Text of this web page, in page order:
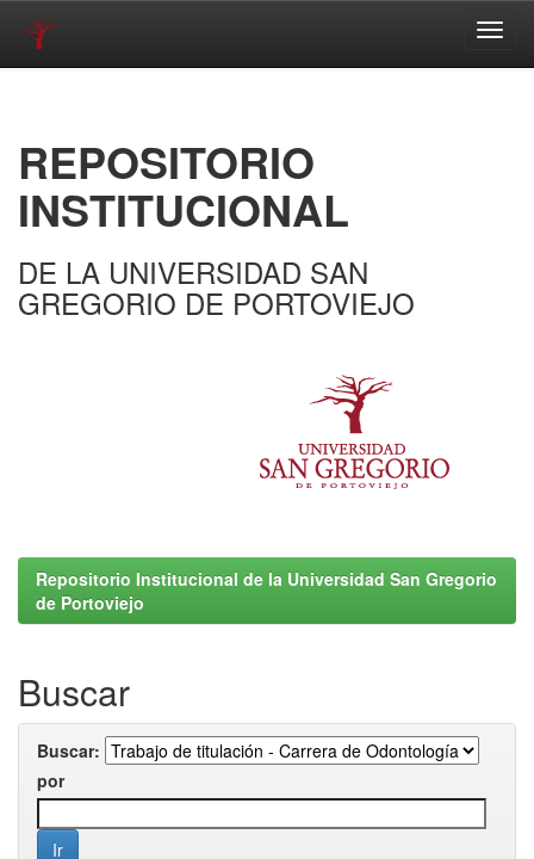
REPOSITORIO
INSTITUCIONAL
DE LA UNIVERSIDAD SAN
GREGORIO DE PORTOVIEJO
Repositorio Institucional de la Universidad San Gregorio
de Portoviejo
Buscar
Buscar:
por